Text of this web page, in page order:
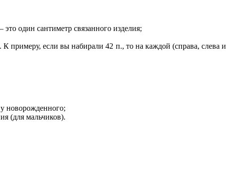
один сантиметр связанного изделия;
примеру, если вы набирали 42 п., то на каждой (справа, слева и
новорожденного;
(для мальчиков).